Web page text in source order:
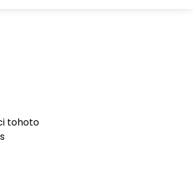
tohoto